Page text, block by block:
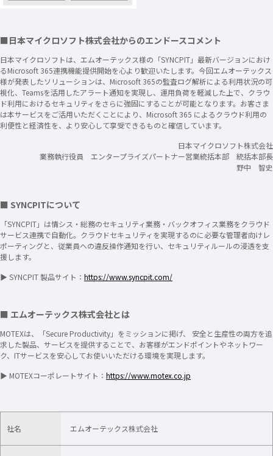
■日本マイクロソフト株式会社からのエンドースコメント
日本マイクロソフトは、エムオーテックス様の「SYNCPIT」最新バージョンにおけ
るMicrosoft 365連携機能提供開始を⼼より歓迎いたします。今回エムオーテックス
様が発表したソリューションは、Microsoft 365の監査ログ解析による利用状況の可
視化、Teamsを活用したアラート通知を実現し、運用負荷を軽減した上で、クラウ
ド利⽤におけるセキュリティをさらに強固にすることが可能となります。お客さま
は本サービスをご活⽤いただくことにより、Microsoft 365 によるクラウド利⽤の
利便性と経済性を、より安⼼して享受できるものと確信しています。
日本マイクロソフト株式会社
業務執行役員 エンタープライズパートナー営業統括本部 統括本部長
野中 智史
■ SYNCPITについて
「SYNCPIT」は情シス・総務のセキュリティ業務・バックオフィス業務をクラウド
サービス連携で自動化。クラウドセキュリティを実現するのに必要な管理者向けレ
ポーティングと、従業員への違反操作通知を行い、セキュリティルールの浸透を支
援します。
▶ SYNCPIT 製品サイト： https://www.syncpit.com/
■ エムオーテックス株式会社とは
MOTEXは、「Secure Productivity」をミッションに掲げ、 安全と生産性の両方を追
求した製品、サービスを提供することで、お客様がエンドポイントやネットワー
ク、ITサービスを安心してお使いいただける環境を実現します。
▶ MOTEXコーポレートサイト： https://www.motex.co.jp
社名 エムオーテックス株式会社